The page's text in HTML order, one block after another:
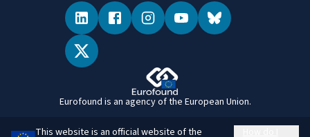
Eurofound is an agency of the European Union.
This website is an official website of the